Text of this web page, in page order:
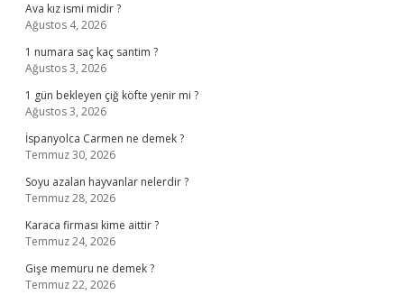
Ava kız ismi midir ?
Ağustos 4, 2026
1 numara saç kaç santim ?
Ağustos 3, 2026
1 gün bekleyen çiğ köfte yenir mi ?
Ağustos 3, 2026
İspanyolca Carmen ne demek ?
Temmuz 30, 2026
Soyu azalan hayvanlar nelerdir ?
Temmuz 28, 2026
Karaca firması kime aittir ?
Temmuz 24, 2026
Gişe memuru ne demek ?
Temmuz 22, 2026